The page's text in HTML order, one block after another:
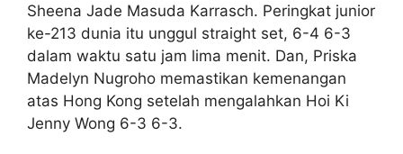
Sheena Jade Masuda Karrasch. Peringkat junior
ke-213 dunia itu unggul straight set, 6-4 6-3
dalam waktu satu jam lima menit. Dan, Priska
Madelyn Nugroho memastikan kemenangan
atas Hong Kong setelah mengalahkan Hoi Ki
Jenny Wong 6-3 6-3.